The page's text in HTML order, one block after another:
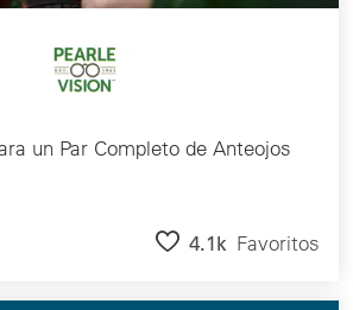
un Par Completo de Anteojos
4.1k Favoritos